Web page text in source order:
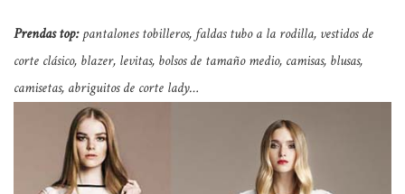
Prendas top:pantalones tobilleros, faldas tubo a la rodilla, vestidos de
corte clásico, blazer, levitas, bolsos de tamaño medio, camisas, blusas,
camisetas, abriguitos de corte lady…